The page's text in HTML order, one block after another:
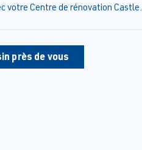
votre Centre de rénovation Castle.
près de vous